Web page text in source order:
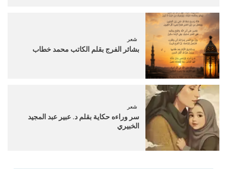
شعر
بشائر الفرج بقلم الكاتب محمد خطاب
شعر
سر وراءه حكاية بقلم د. عبير عبد المجيد
الخبيري